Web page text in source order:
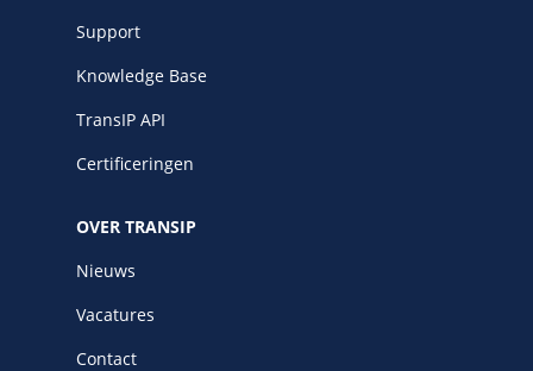
Support
Knowledge Base
TransIP API
Certificeringen
OVER TRANSIP
Nieuws
Vacatures
Contact